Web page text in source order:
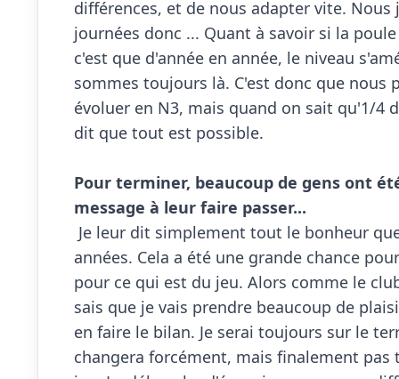
différences, et de nous adapter vite.
journées donc ... Quant à savoir si la
c'est que d'année en année, le niveau
sommes toujours là. C'est donc que nous
évoluer en N3, mais quand on sait qu'1/4
dit que tout est possible.
Pour terminer, beaucoup de gens ont
message à leur faire passer...
années. Cela a été une grande chance
pour ce qui est du jeu. Alors comme le
sais que je vais prendre beaucoup de
en faire le bilan. Je serai toujours sur le
changera forcément, mais finalement pas